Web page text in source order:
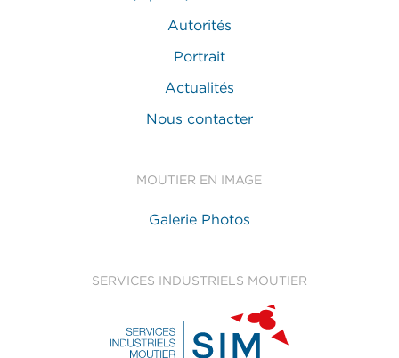
Autorités
Portrait
Actualités
Nous contacter
MOUTIER EN IMAGE
Galerie Photos
SERVICES INDUSTRIELS MOUTIER